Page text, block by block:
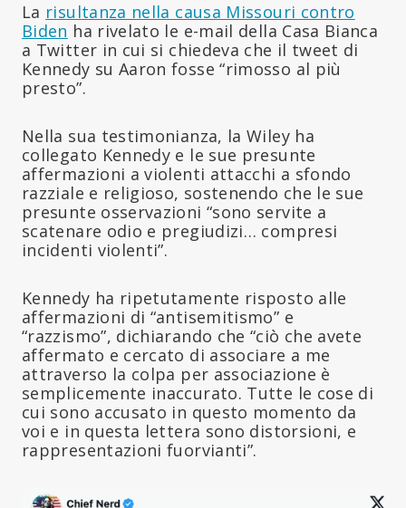
La risultanza nella causa Missouri contro
Biden ha rivelato le e-mail della Casa Bianca
a Twitter in cui si chiedeva che il tweet di
Kennedy su Aaron fosse “rimosso al più
presto”.
Nella sua testimonianza, la Wiley ha
collegato Kennedy e le sue presunte
affermazioni a violenti attacchi a sfondo
razziale e religioso, sostenendo che le sue
presunte osservazioni “sono servite a
scatenare odio e pregiudizi… compresi
incidenti violenti”.
Kennedy ha ripetutamente risposto alle
affermazioni di “antisemitismo” e
“razzismo”, dichiarando che “ciò che avete
affermato e cercato di associare a me
attraverso la colpa per associazione è
semplicemente inaccurato. Tutte le cose di
cui sono accusato in questo momento da
voi e in questa lettera sono distorsioni, e
rappresentazioni fuorvianti”.